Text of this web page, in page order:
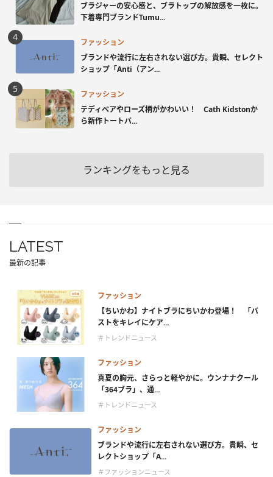
ブラジャーの安心感と、ブラトップの解放感を一枚に。
下着専門ブランドTumu...
ファッション
ブランドや流行に左右されない選び方。貴瞬、セレクト
ショップ「Anti（アン...
ファッション
テディベアやローズ柄がかわいい！ Cath Kidstonか
ら新作トートバ...
ランキングをもっと見る
LATEST
最新の記事
ファッション
【ちいかわ】ナイトブラにちいかわ登場！ 「バ
ストをキレイにケア...
＃トレンドニュース
ファッション
真夏の胸元、さらっと軽やかに。ウンナナクール
「364ブラ」、通...
＃トレンドニュース
ファッション
ブランドや流行に左右されない選び方。貴瞬、セ
レクトショップ「A...
＃ファッションニュース